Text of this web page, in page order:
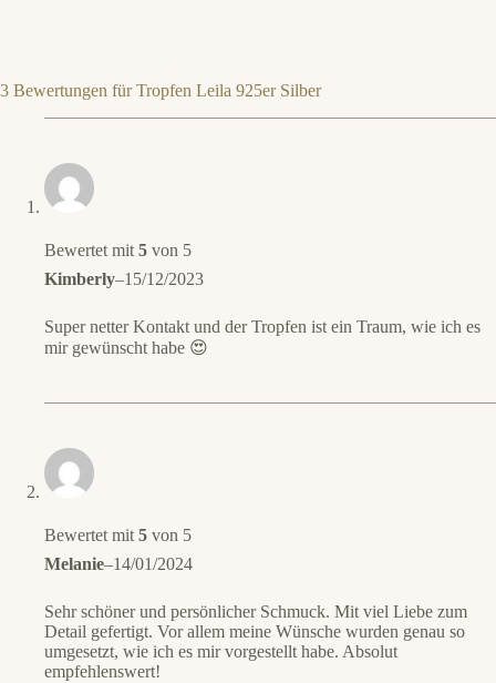
3 Bewertungen fürTropfen Leila 925er Silber
Bewertet mit 5 von 5
Kimberly–15/12/2023
Super netter Kontakt und der Tropfen ist ein Traum, wie ich es
mir gewünscht habe 😍
Bewertet mit 5 von 5
Melanie–14/01/2024
Sehr schöner und persönlicher Schmuck. Mit viel Liebe zum
Detail gefertigt. Vor allem meine Wünsche wurden genau so
umgesetzt, wie ich es mir vorgestellt habe. Absolut
empfehlenswert!